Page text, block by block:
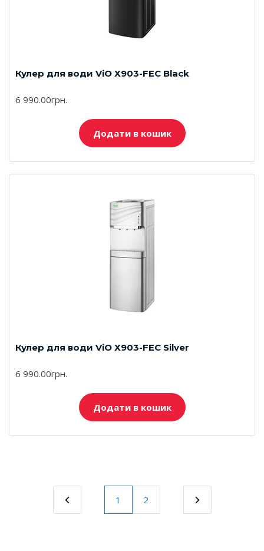
Кулер для води ViO Х903-FЕC Black
6 990.00грн.
Додати в кошик
Кулер для води ViO Х903-FЕC Silver
6 990.00грн.
Додати в кошик
1
(current)
2